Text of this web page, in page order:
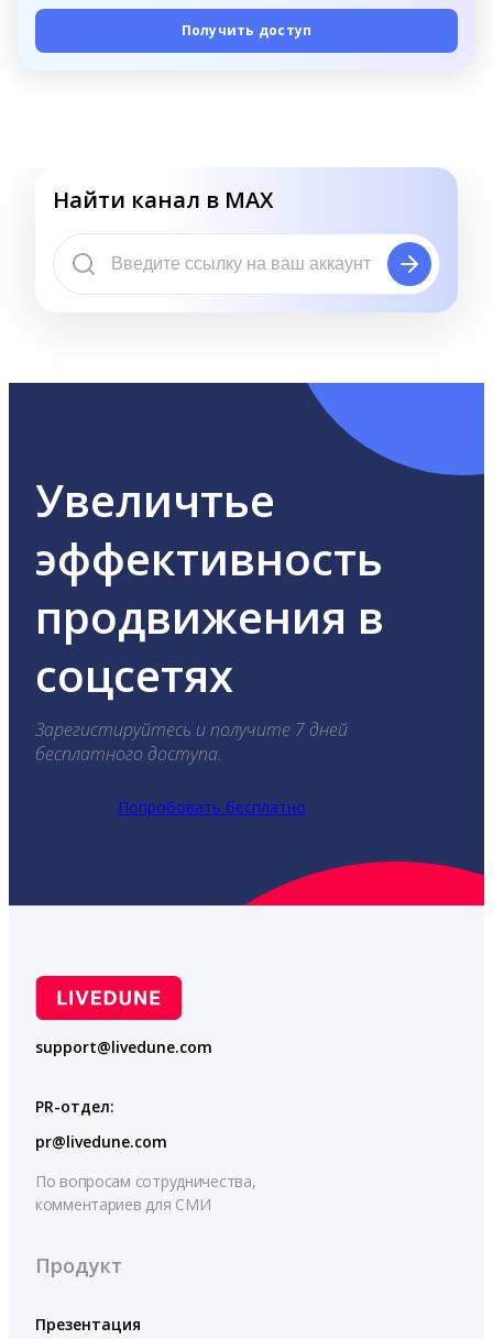
Получить доступ
Найти канал в MAX
Увеличтье
эффективность
продвижения в
соцсетях
Зарегистируйтесь и получите 7 дней
бесплатного доступа.
Попробовать бесплатно
support@livedune.com
PR-отдел:
pr@livedune.com
По вопросам сотрудничества,
комментариев для СМИ
Продукт
Презентация